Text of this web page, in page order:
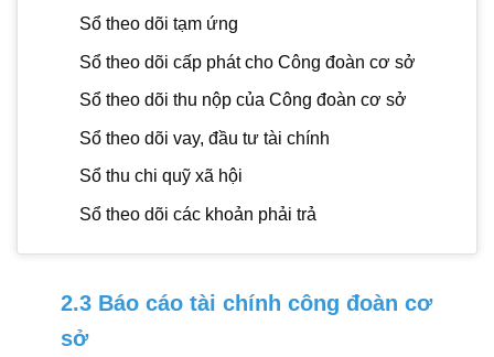
Sổ theo dõi tạm ứng
Sổ theo dõi cấp phát cho Công đoàn cơ sở
Sổ theo dõi thu nộp của Công đoàn cơ sở
Sổ theo dõi vay, đầu tư tài chính
Sổ thu chi quỹ xã hội
Sổ theo dõi các khoản phải trả
2.3 Báo cáo tài chính công đoàn cơ
sở